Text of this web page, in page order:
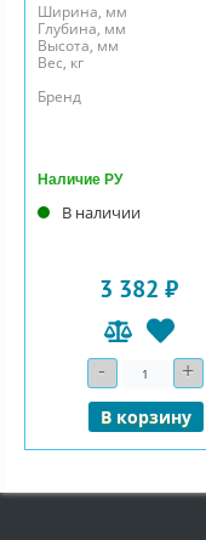
Ширина, мм
Глубина, мм
Высота, мм
Вес, кг
Бренд
Наличие РУ
В наличии
3 382 ₽
- Количество+
В корзину